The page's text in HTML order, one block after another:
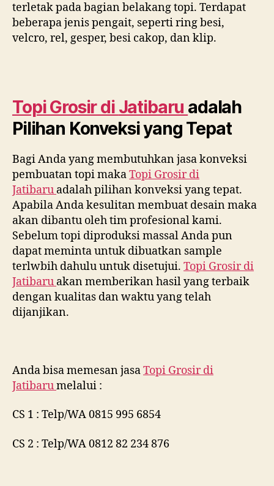
terletak pada bagian belakang topi. Terdapat
beberapa jenis pengait, seperti ring besi,
velcro, rel, gesper, besi cakop, dan klip.
Topi Grosir di Jatibaru adalah
Pilihan Konveksi yang Tepat
Bagi Anda yang membutuhkan jasa konveksi
pembuatan topi makaTopi Grosir di
Jatibaru adalah pilihan konveksi yang tepat.
Apabila Anda kesulitan membuat desain maka
akan dibantu oleh tim profesional kami.
Sebelum topi diproduksi massal Anda pun
dapat meminta untuk dibuatkan sample
terlwbih dahulu untuk disetujui. Topi Grosir di
Jatibaru akan memberikan hasil yang terbaik
dengan kualitas dan waktu yang telah
dijanjikan.
Anda bisa memesan jasaTopi Grosir di
Jatibarumelalui :
CS 1 : Telp/WA 0815 995 6854
CS 2 : Telp/WA 0812 82 234 876